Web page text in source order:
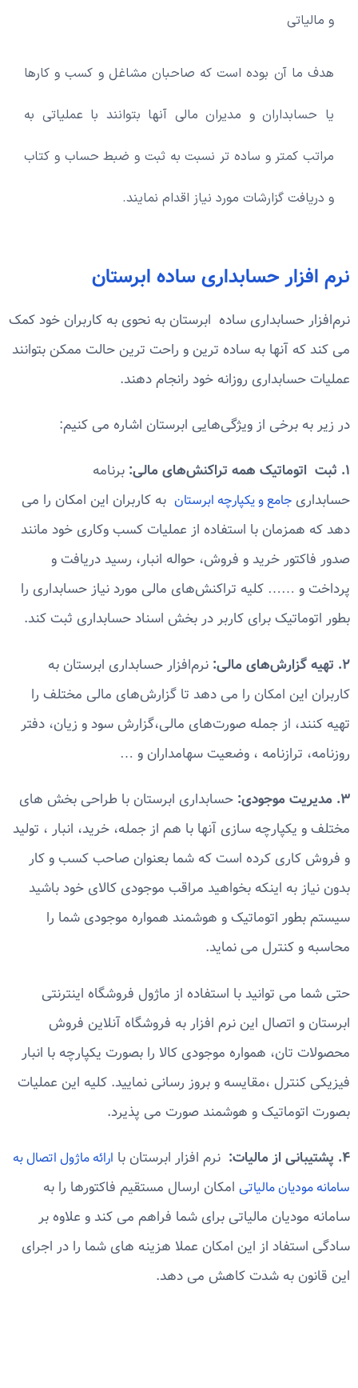
و مالیاتی
هدف ما آن بوده است که صاحبان مشاغل و کسب و کارها
یا حسابداران و مدیران مالی آنها بتوانند با عملیاتی به
مراتب کمتر و ساده تر نسبت به ثبت و ضبط حساب و کتاب
و دریافت گزارشات مورد نیاز اقدام نمایند.
نرم افزار حسابداری ساده ابرستان
نرم‌افزار حسابداری ساده ابرستان به نحوی به کاربران خود کمک
می کند که آنها به ساده ترین و راحت ترین حالت ممکن بتوانند
عملیات حسابداری روزانه خود رانجام دهند.
در زیر به برخی از ویژگی‌هایی ابرستان اشاره می کنیم:
۱. ثبت اتوماتیک همه تراکنش‌های مالی:
برنامه
حسابداری جامع و یکپارچه ابرستانبه کاربران این امکان را می
دهد که همزمان با استفاده از عملیات کسب وکاری خود مانند
صدور فاکتور خرید و فروش، حواله انبار، رسید دریافت و
پرداخت و …… کلیه تراکنش‌های مالی مورد نیاز حسابداری را
بطور اتوماتیک برای کاربر در بخش اسناد حسابداری ثبت کند.
۲. تهیه گزارش‌های مالی:
نرم‌افزار حسابداری ابرستان به
کاربران این امکان را می دهد تا گزارش‌های مالی مختلف را
تهیه کنند، از جمله صورت‌های مالی،گزارش سود و زیان، دفتر
روزنامه، ترازنامه ، وضعیت سهامداران و …
۳. مدیریت موجودی:
حسابداری ابرستان با طراحی بخش های
مختلف و یکپارچه سازی آنها با هم از جمله، خرید، انبار ، تولید
و فروش کاری کرده است که شما بعنوان صاحب کسب و کار
بدون نیاز به اینکه بخواهید مراقب موجودی کالای خود باشید
سیستم بطور اتوماتیک و هوشمند همواره موجودی شما را
محاسبه و کنترل می نماید.
حتی شما می توانید با استفاده از ماژول فروشگاه اینترنتی
ابرستان و اتصال این نرم افزار به فروشگاه آنلاین فروش
محصولات تان، همواره موجودی کالا را بصورت یکپارچه با انبار
فیزیکی کنترل ،مقایسه و بروز رسانی نمایید. کلیه این عملیات
بصورت اتوماتیک و هوشمند صورت می پذیرد.
۴. پشتیبانی از مالیات: نرم افزار ابرستان با ارائه ماژول اتصال به
سامانه مودیان مالیاتیامکان ارسال مستقیم فاکتورها را به
سامانه مودیان مالیاتی برای شما فراهم می کند و علاوه بر
سادگی استفاد از این امکان عملا هزینه های شما را در اجرای
این قانون به شدت کاهش می دهد.